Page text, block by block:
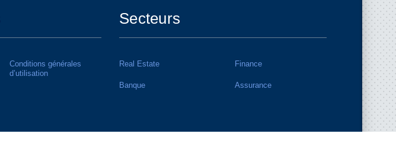
Conditions générales
d’utilisation
Secteurs
Real Estate Finance
Banque Assurance